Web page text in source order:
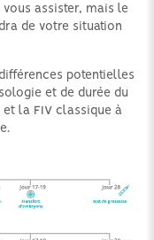
assister, mais le
de votre situation
potentielles
et de durée du
la FIV classique à